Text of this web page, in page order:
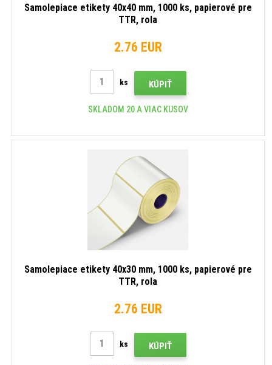
Samolepiace etikety 40x40 mm, 1000 ks, papierové pre
TTR, rola
2.76 EUR
ks KÚPIŤ
SKLADOM 20 A VIAC KUSOV
Samolepiace etikety 40x30 mm, 1000 ks, papierové pre
TTR, rola
2.76 EUR
ks KÚPIŤ